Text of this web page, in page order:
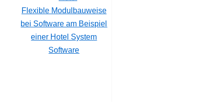
Flexible Modulbauweise
bei Software am Beispiel
einer Hotel System
Software